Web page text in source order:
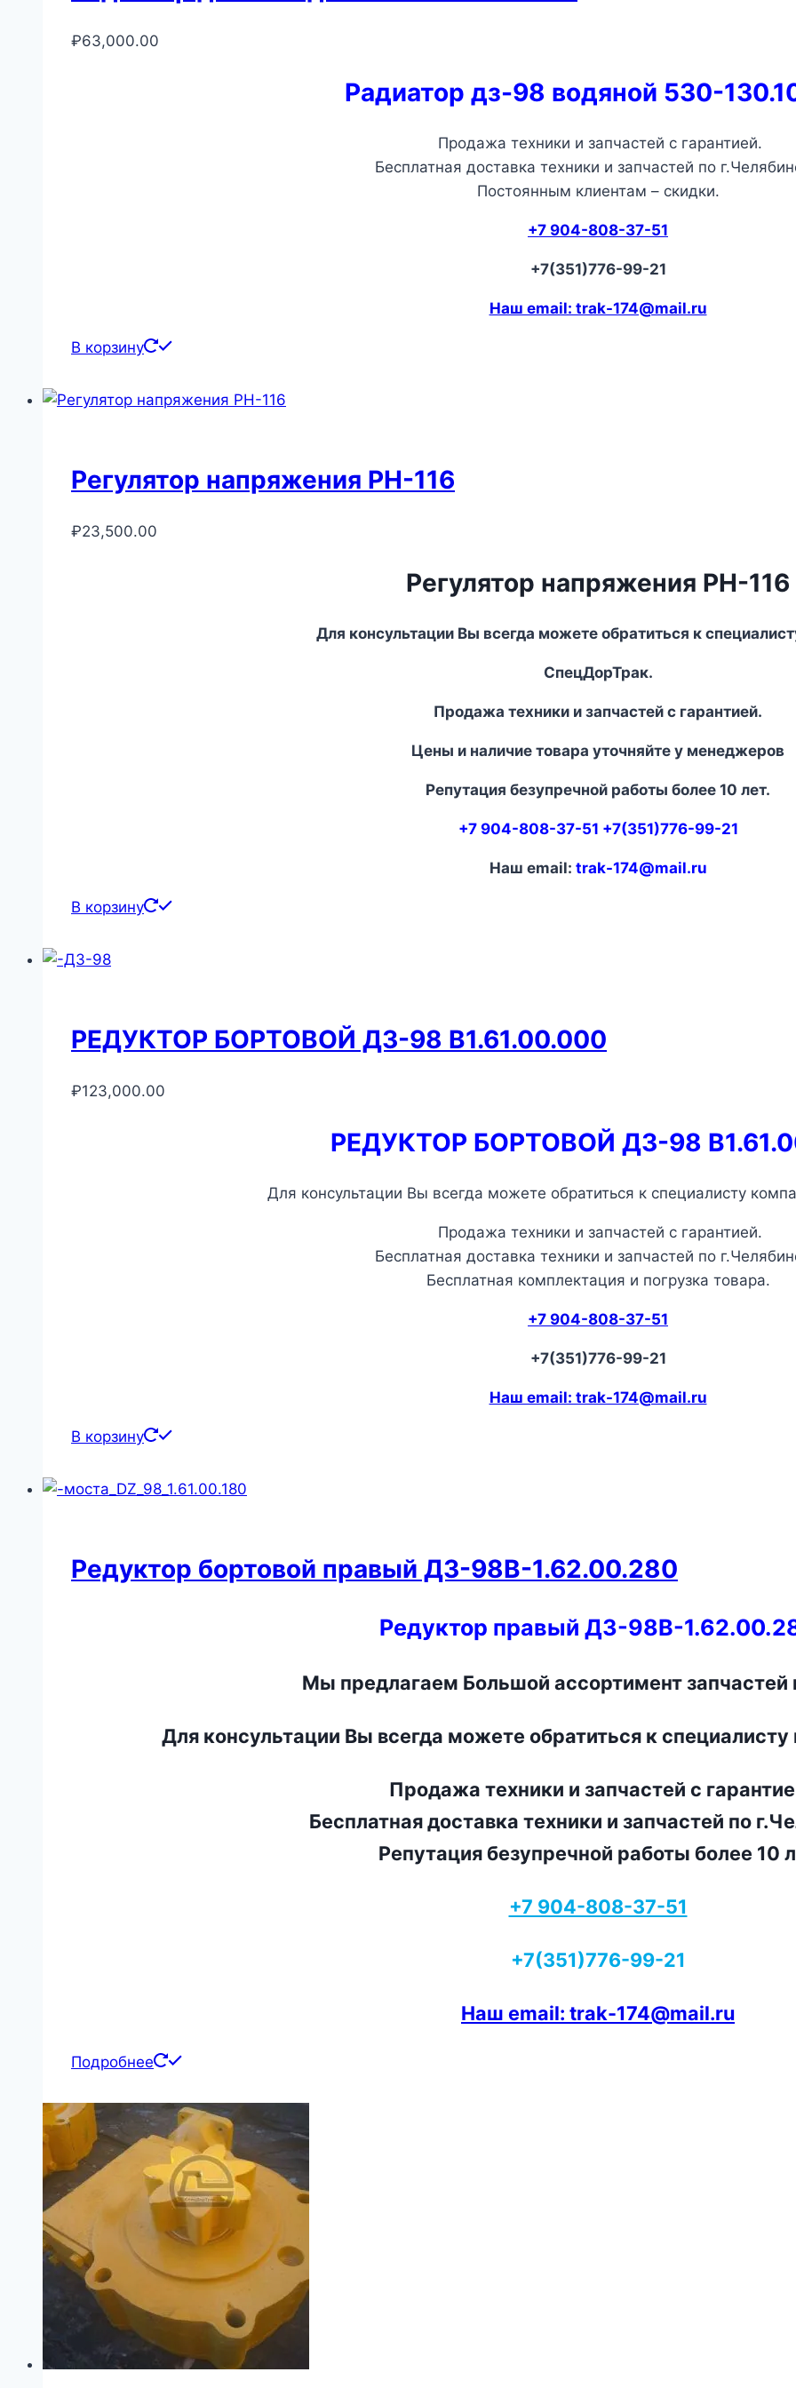
₽63,000.00
Радиатор дз-98 водяной 530-
Продажа техники и запчастей с гарантией.
Бесплатная доставка техники и запчастей по
Постоянным клиентам – скидки.
+7 904-808-37-51
+7(351)776-99-21
Наш email: trak-174@mail.ru
В корзину
Регулятор напряжения РН-116
₽23,500.00
Регулятор напряжения РН-116
Для консультации Вы всегда можете обратиться к
СпецДорТрак.
Продажа техники и запчастей с гарантией.
Цены и наличие товара уточняйте у менеджеров
Репутация безупречной работы более 10 лет.
+7 904-808-37-51 +7(351)776-99-21
Наш email: trak-174@mail.ru
В корзину
РЕДУКТОР БОРТОВОЙ ДЗ-98 В1.61.00.000
₽123,000.00
РЕДУКТОР БОРТОВОЙ ДЗ-98
Для консультации Вы всегда можете обратиться к специалисту
Продажа техники и запчастей с гарантией.
Бесплатная доставка техники и запчастей по
Бесплатная комплектация и погрузка товара.
+7 904-808-37-51
+7(351)776-99-21
Наш email: trak-174@mail.ru
В корзину
Редуктор бортовой правый ДЗ-98В-1.62.00.280
Редуктор правый ДЗ-98В-
Мы предлагаем Большой ассортимент запчастей
Для консультации Вы всегда можете обратиться к
Продажа техники и запчастей с
Бесплатная доставка техники и запчастей по
Репутация безупречной работы более 10
+7 904-808-37-51
+7(351)776-99-21
Наш email: trak-174@mail.ru
Подробнее